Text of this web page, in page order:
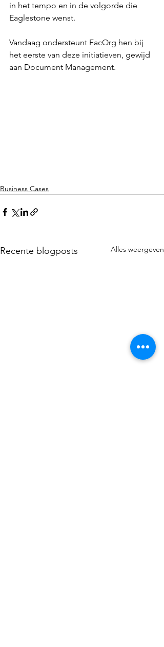
in het tempo en in de volgorde die
Eaglestone wenst.
Vandaag ondersteunt FacOrg hen bij
het eerste van deze initiatieven, gewijd
aan Document Management.
Business Cases
Recente blogposts Alles weergeven